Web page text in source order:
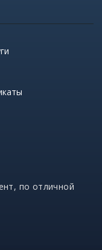
по отличной